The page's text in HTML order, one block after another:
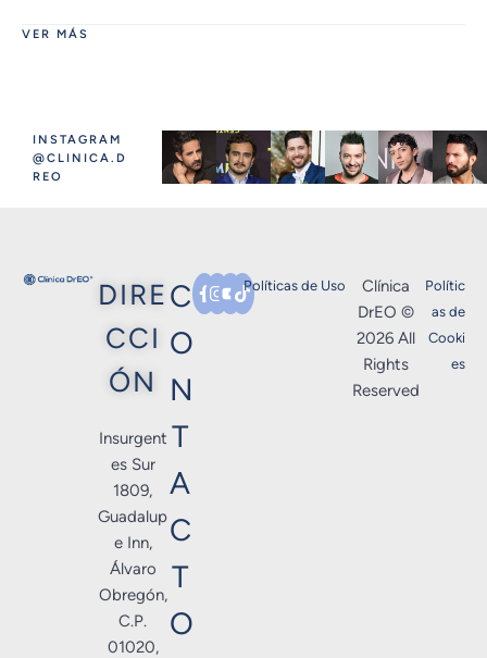
VER MÁS
INSTAGRAM
@CLINICA.D
REO
DIRE
CCI
ÓN
Insurgent
es Sur
1809,
Guadalup
e Inn,
Álvaro
Obregón,
C.P.
01020,
C
O
N
T
A
C
T
O
Políticas de Uso
Clínica
DrEO ©
2026 All
Rights
Reserved
Polític
as de
Cooki
es